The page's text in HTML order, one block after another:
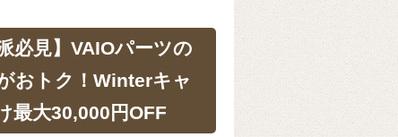
必見】VAIOパーツの
おトク！Winterキャ
最大30,000円OFF